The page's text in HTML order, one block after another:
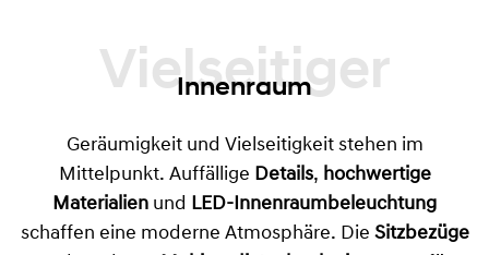
Vielseitiger
Innenraum
Geräumigkeit und Vielseitigkeit stehen im
Mittelpunkt. Auffällige Details, hochwertige
Materialien und LED-Innenraumbeleuchtung
schaffen eine moderne Atmosphäre. Die Sitzbezüge